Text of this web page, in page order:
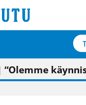
vaihtumisen pitäisi näkyä hieman
Uudistettukäynnistämässä
on totuttu elämään